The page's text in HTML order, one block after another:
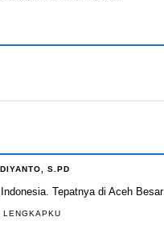
S.PD
Tepatnya di Aceh Besar